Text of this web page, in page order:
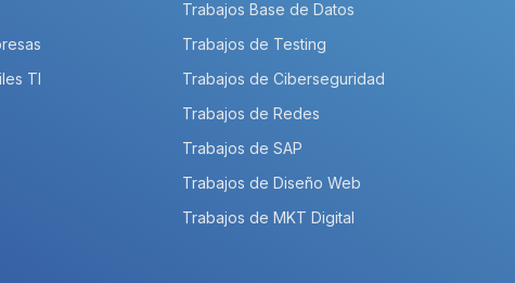
TI
Trabajos Base de Datos
Trabajos de Testing
Trabajos de Ciberseguridad
Trabajos de Redes
Trabajos de SAP
Trabajos de Diseño Web
Trabajos de MKT Digital